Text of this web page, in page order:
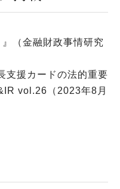
（金融財政事情研究
支援カードの法的重要
vol.26（2023年8月